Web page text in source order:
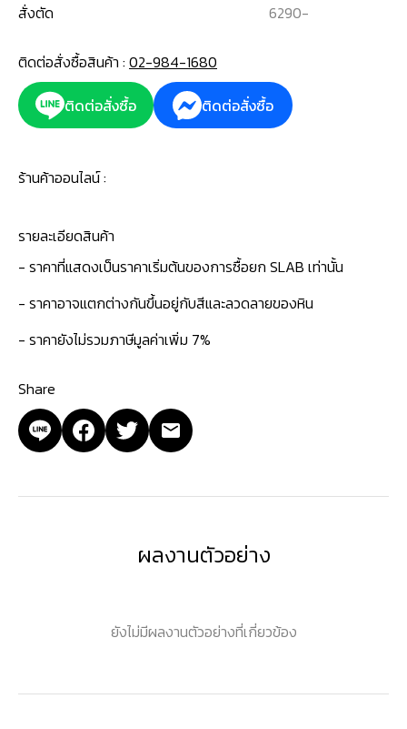
สั่งตัด
6290-
ติดต่อสั่งซื้อสินค้า : 02-984-1680
ติดต่อสั่งซื้อ
ติดต่อสั่งซื้อ
ร้านค้าออนไลน์ :
รายละเอียดสินค้า
- ราคาที่แสดงเป็นราคาเริ่มต้นของการซื้อยก SLAB เท่านั้น
- ราคาอาจแตกต่างกันขึ้นอยู่กับสีและลวดลายของหิน
- ราคายังไม่รวมภาษีมูลค่าเพิ่ม 7%
Share
ผลงานตัวอย่าง
ยังไม่มีผลงานตัวอย่างที่เกี่ยวข้อง